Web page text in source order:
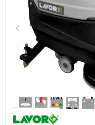
Précédent
keyboard_arrow_left